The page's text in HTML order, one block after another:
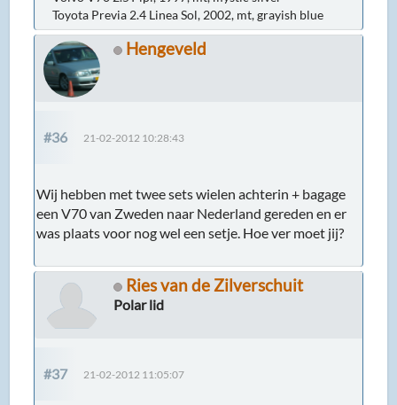
Toyota Previa 2.4 Linea Sol, 2002, mt, grayish blue
Hengeveld
#36 21-02-2012 10:28:43
Wij hebben met twee sets wielen achterin + bagage
een V70 van Zweden naar Nederland gereden en er
was plaats voor nog wel een setje. Hoe ver moet jij?
Ries van de Zilverschuit
Polar lid
#37 21-02-2012 11:05:07